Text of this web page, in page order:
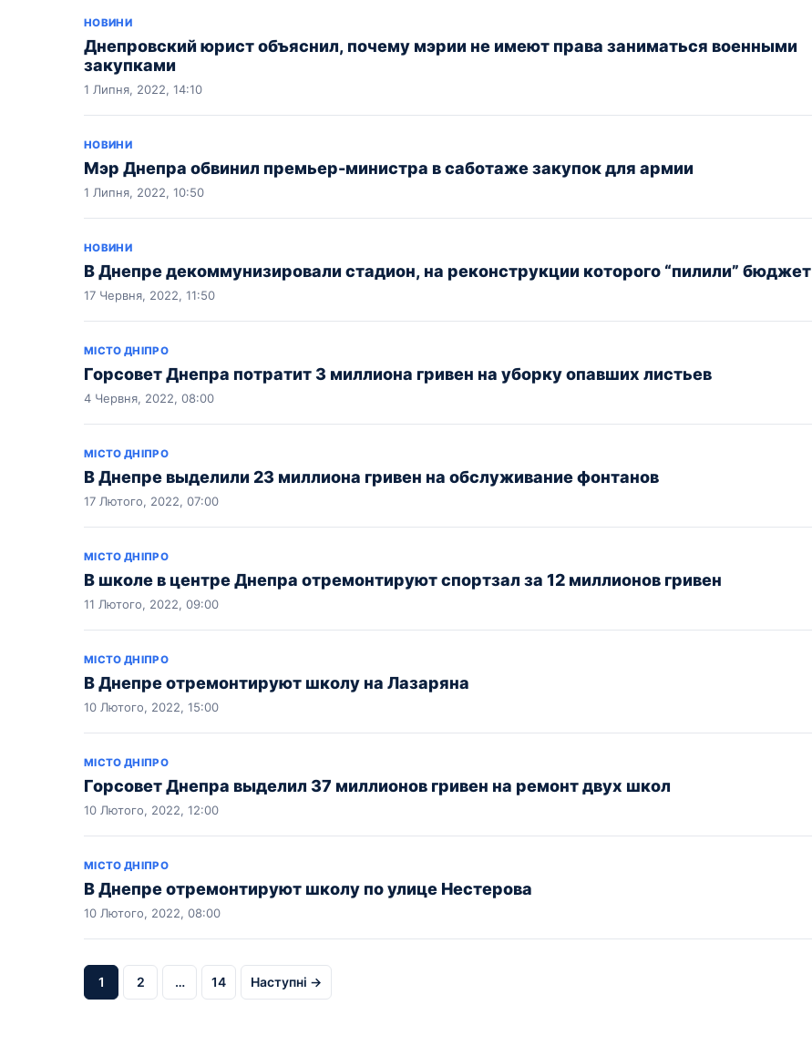
НОВИНИ
Днепровский юрист объяснил, почему мэрии не имеют права заниматься военными
закупками
1 Липня, 2022, 14:10
НОВИНИ
Мэр Днепра обвинил премьер-министра в саботаже закупок для армии
1 Липня, 2022, 10:50
НОВИНИ
В Днепре декоммунизировали стадион, на реконструкции которого “пилили” бюджет
17 Червня, 2022, 11:50
МІСТО ДНІПРО
Горсовет Днепра потратит 3 миллиона гривен на уборку опавших листьев
4 Червня, 2022, 08:00
МІСТО ДНІПРО
В Днепре выделили 23 миллиона гривен на обслуживание фонтанов
17 Лютого, 2022, 07:00
МІСТО ДНІПРО
В школе в центре Днепра отремонтируют спортзал за 12 миллионов гривен
11 Лютого, 2022, 09:00
МІСТО ДНІПРО
В Днепре отремонтируют школу на Лазаряна
10 Лютого, 2022, 15:00
МІСТО ДНІПРО
Горсовет Днепра выделил 37 миллионов гривен на ремонт двух школ
10 Лютого, 2022, 12:00
МІСТО ДНІПРО
В Днепре отремонтируют школу по улице Нестерова
10 Лютого, 2022, 08:00
1 2 … 14 Наступні →